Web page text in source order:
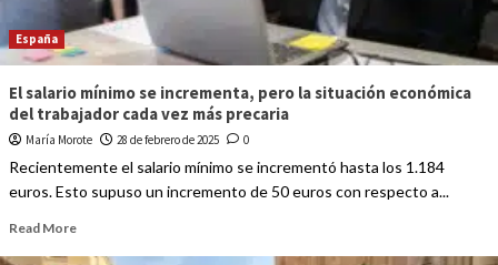
España
El salario mínimo se incrementa, pero la situación económica
del trabajador cada vez más precaria
María Morote 28 de febrero de 2025 0
Recientemente el salario mínimo se incrementó hasta los 1.184
euros. Esto supuso un incremento de 50 euros con respecto a...
Read More